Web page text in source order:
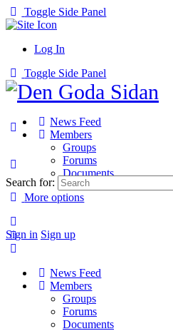
Toggle Side Panel
Log In
Toggle Side Panel
News Feed
Members
Groups
Forums
Documents
More options
Sign in Sign up
Search for:
News Feed
Members
Groups
Forums
Documents